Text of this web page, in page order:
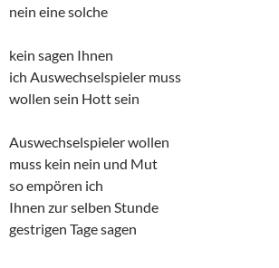
nein eine solche
kein sagen Ihnen
ich Auswechselspieler muss
wollen sein Hott sein
Auswechselspieler wollen
muss kein nein und Mut
so empören ich
Ihnen zur selben Stunde
gestrigen Tage sagen